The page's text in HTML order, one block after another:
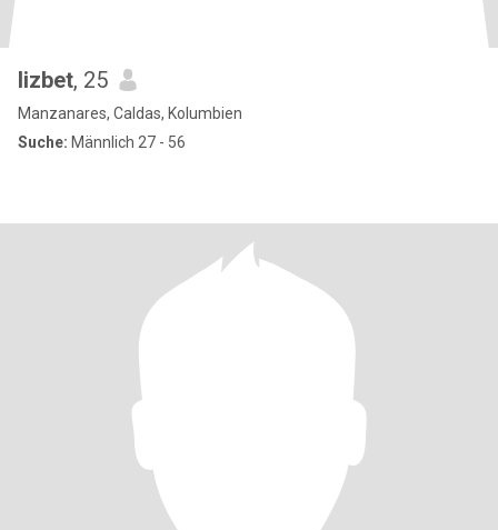
lizbet, 25
Manzanares, Caldas, Kolumbien
Suche: Männlich 27 - 56